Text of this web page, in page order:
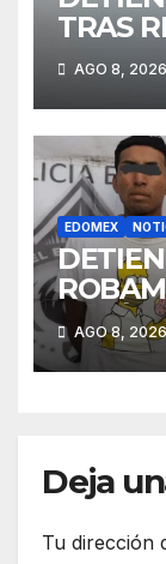
TRAS
CON
EN
AGO 8, 2026
EDOMEX
AGO 8, 2026
Deja
Tu dirección